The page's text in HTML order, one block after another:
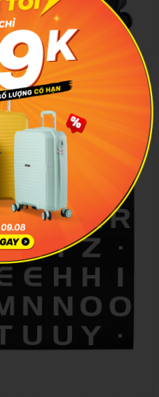
ĐỊNH CHỮ X
và lưới chống rơi đảm bảo